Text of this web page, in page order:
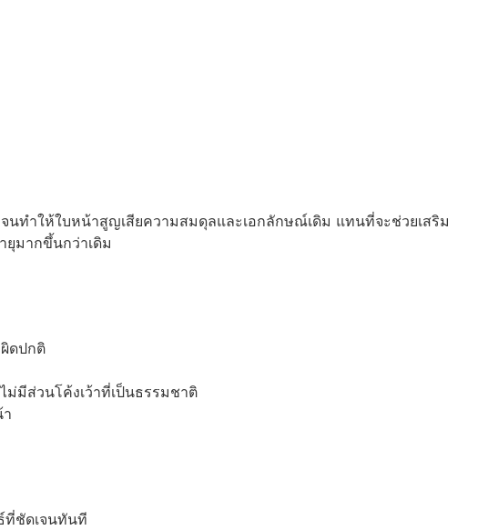
ทำให้ใบหน้าสูญเสียความสมดุลและเอกลักษณ์เดิม แทนที่จะช่วยเสริม
มากขึ้นกว่าเดิม
ดปกติ
มีส่วนโค้งเว้าที่เป็นธรรมชาติ
ที่ชัดเจนทันที